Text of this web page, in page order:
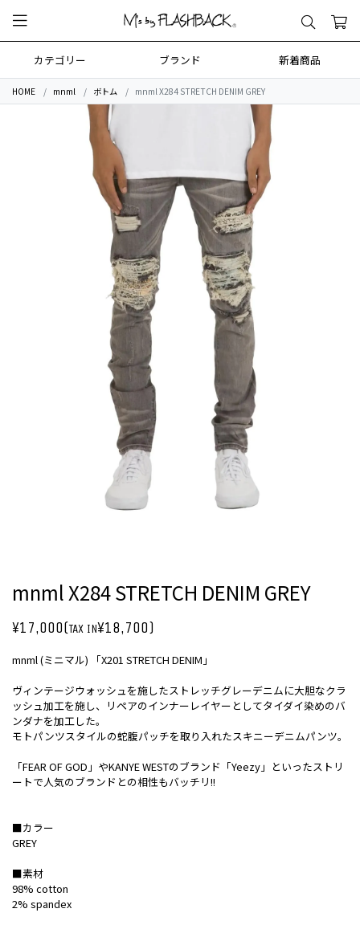
カテゴリー ブランド 新着商品
HOME mnml ボトム mnml X284 STRETCH DENIM GREY
mnml X284 STRETCH DENIM GREY
¥17,000(TAX IN¥18,700)
mnml (ミニマル) 「X201 STRETCH DENIM」
ヴィンテージウォッシュを施したストレッチグレーデニムに大胆なクラ
ッシュ加工を施し、リペアのインナーレイヤーとしてタイダイ染めのバ
ンダナを加工した。
モトパンツスタイルの蛇腹パッチを取り入れたスキニーデニムパンツ。
「FEAR OF GOD」やKANYE WESTのブランド「Yeezy」といったストリ
ートで人気のブランドとの相性もバッチリ!!
■カラー
GREY
■素材
98% cotton
2% spandex